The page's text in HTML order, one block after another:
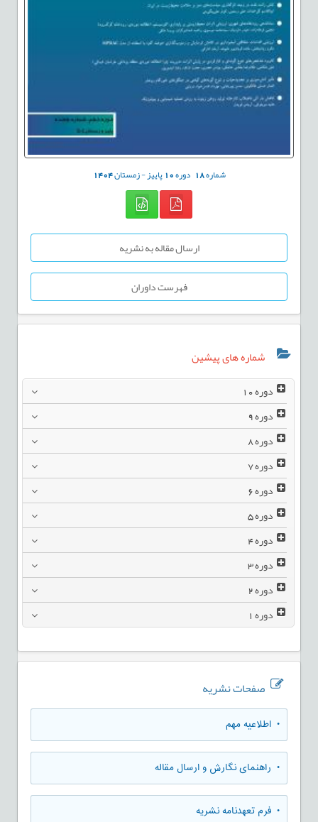
شماره18 دوره10پاییز - زمستان1404
ارسال مقاله به نشریه
فهرست داوران
شماره های پیشین
دوره10
دوره9
دوره8
دوره7
دوره6
دوره5
دوره4
دوره3
دوره2
دوره1
صفحات نشریه
• اطلاعیه مهم
• راهنمای نگارش و ارسال مقاله
• فرم تعهدنامه نشریه